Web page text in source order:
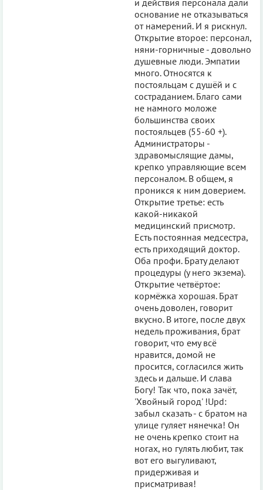
основание не отказываться
от намерений. И я рискнул.
Открытие второе: персонал,
няни-горничные - довольно
душевные люди. Эмпатии
много. Относятся к
постояльцам с душёй и с
состраданием. Благо сами
не намного моложе
большинства своих
постояльцев (55-60 +).
Администраторы -
здравомыслящие дамы,
крепко управляющие всем
персоналом. В общем, я
проникся к ним доверием.
Открытие третье: есть
какой-никакой
медицинский присмотр.
Есть постоянная медсестра,
есть приходящий доктор.
Оба профи. Брату делают
процедуры (у него экзема).
Открытие четвёртое:
кормёжка хорошая. Брат
очень доволен, говорит
вкусно. В итоге, после двух
недель проживания, брат
говорит, что ему всё
нравится, домой не
просится, согласился жить
здесь и дальше. И слава
Богу! Так что, пока зачёт,
'Хвойный город' !Upd:
забыл сказать - с братом на
улице гуляет нянечка! Он
не очень крепко стоит на
ногах, но гулять любит, так
вот его выгуливают,
придерживая и
присматривая!